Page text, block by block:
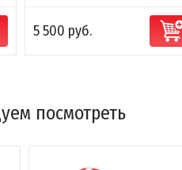
5 500 руб.
посмотреть